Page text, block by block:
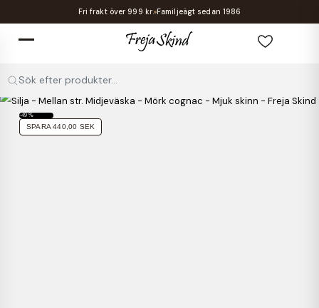
Fri frakt över 999 kr. Familjeägt sedan 1986
Sök efter produkter...
-49 %
SPARA 440,00 SEK